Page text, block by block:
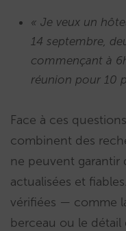
« Je veux un
14 septembre,
commençant à
réunion pour 10
Face à ces
combinent des
ne peuvent garantir
actualisées et
vérifiées — comme
berceau ou le